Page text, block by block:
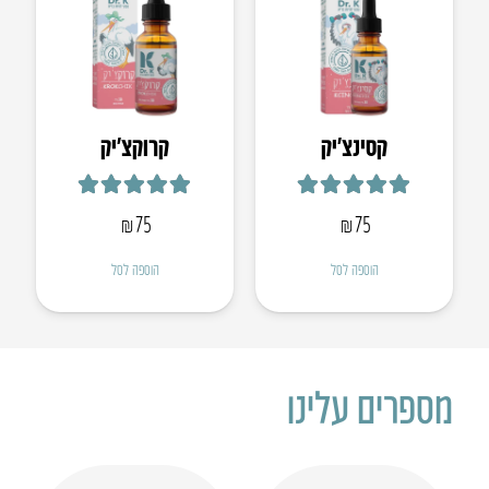
קסינצ’יק
₪75
הוספה לסל
קרוקצ׳יק
₪75
הוספה לסל
מספרים עלינו